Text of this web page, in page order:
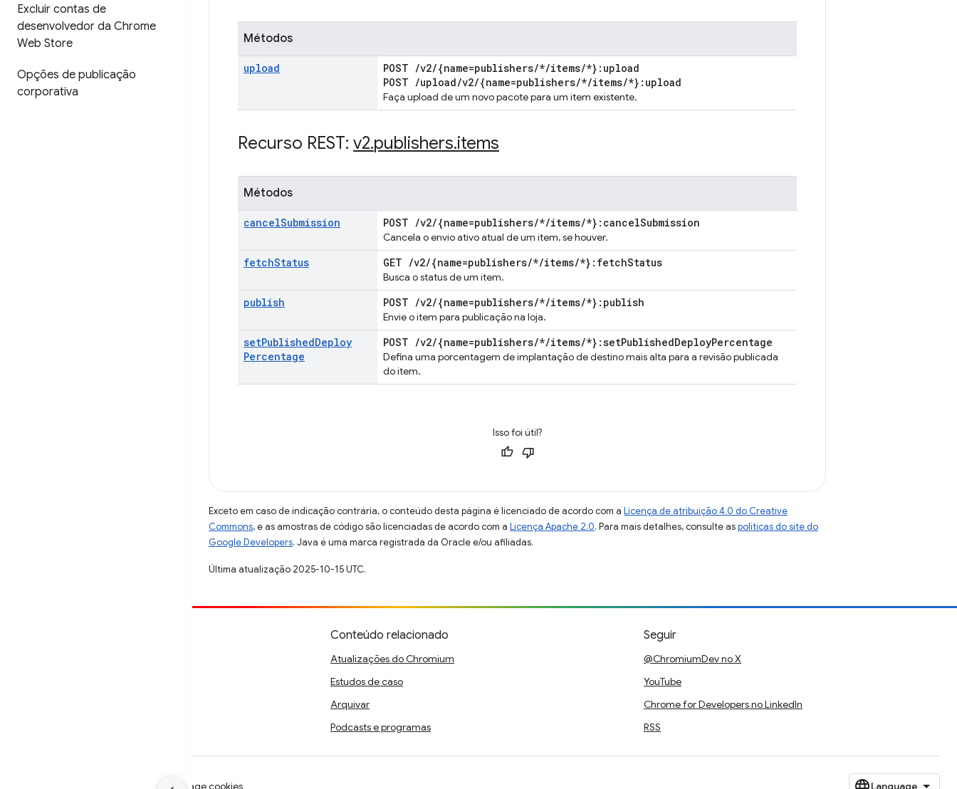
Excluir contas de
desenvolvedor da Chrome
Web Store
Opções de publicação
corporativa
Métodos
upload POST /v2/{name=publishers/*/items/*}:upload
POST /upload/v2/{name=publishers/*/items/*}:upload
Faça upload de um novo pacote para um item existente.
Recurso REST: v2.publishers.items
Métodos
cancelSubmission POST /v2/{name=publishers/*/items/*}:cancelSubmission
Cancela o envio ativo atual de um item, se houver.
fetchStatus GET /v2/{name=publishers/*/items/*}:fetchStatus
Busca o status de um item.
publish POST /v2/{name=publishers/*/items/*}:publish
Envie o item para publicação na loja.
setPublishedDeploy
Percentage
POST /v2/{name=publishers/*/items/*}:setPublishedDeployPercentage
Defina uma porcentagem de implantação de destino mais alta para a revisão publicada
do item.
Isso foi útil?
Exceto em caso de indicação contrária, o conteúdo desta página é licenciado de acordo com a Licença de atribuição 4.0 do Creative
Commons, e as amostras de código são licenciadas de acordo com a Licença Apache 2.0. Para mais detalhes, consulte aspolíticas do site do
Google Developers. Java é uma marca registrada da Oracle e/ou afiliadas.
Última atualização 2025-10-15 UTC.
Conteúdo relacionado
Atualizações do Chromium
Estudos de caso
Arquivar
Podcasts e programas
Seguir
@ChromiumDev no X
YouTube
Chrome for Developers no LinkedIn
RSS
Manage cookies